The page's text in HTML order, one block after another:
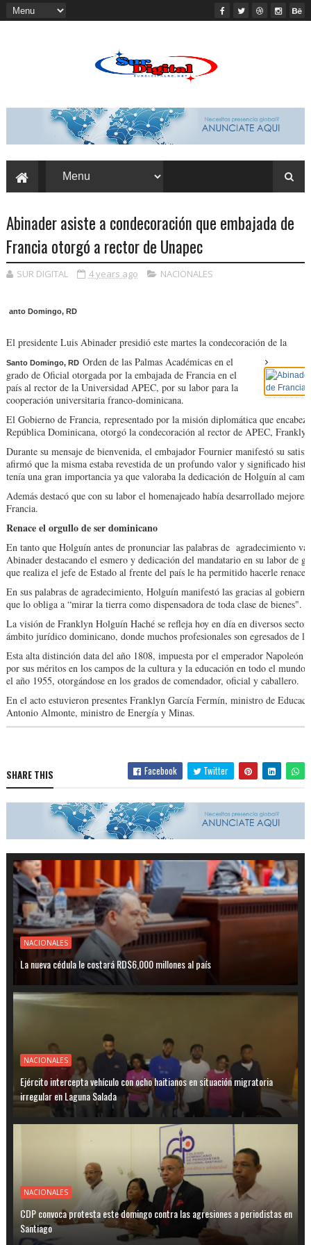
Abinader asiste a condecoración que embajada de
Francia otorgó a rector de Unapec
SUR DIGITAL 4 years ago NACIONALES
anto Domingo, RD
El presidente Luis Abinader presidió este martes la condecoración de la
Santo Domingo, RDOrden de las Palmas Académicas en el
grado de Oficial otorgada por la embajada de Francia en el
país al rector de la Universidad APEC, por su labor para la
cooperación universitaria franco-dominicana.
El Gobierno de Francia, representado por la misión diplomática que
República Dominicana, otorgó la condecoración al rector de APEC,
Durante su mensaje de bienvenida, el embajador Fournier manifestó su
afirmó que la misma estaba revestida de un profundo valor y significado
tenía una gran importancia ya que valoraba la dedicación de Holguín al
Además destacó que con su labor el homenajeado había desarrollado
Francia.
Renace el orgullo de ser dominicano
En tanto que Holguín antes de pronunciar las palabras de agradecimiento
Abinader destacando el esmero y dedicación del mandatario en su labor de
que realiza el jefe de Estado al frente del país le ha permitido hacerle
En sus palabras de agradecimiento, Holguín manifestó las gracias al
que lo obliga a “mirar la tierra como dispensadora de toda clase de bienes".
La visión de Franklyn Holguín Haché se refleja hoy en día en diversos
ámbito jurídico dominicano, donde muchos profesionales son egresados de
Esta alta distinción data del año 1808, impuesta por el emperador Napoleón
por sus méritos en los campos de la cultura y la educación en todo el
el año 1955, otorgándose en los grados de comendador, oficial y caballero.
En el acto estuvieron presentes Franklyn García Fermín, ministro de
Antonio Almonte, ministro de Energía y Minas.
SHARE THIS Facebook Twitter
NACIONALES
La nueva cédula le costará RD$6,000 millones al país
NACIONALES
Ejército intercepta vehículo con ocho haitianos en situación migratoria
irregular en Laguna Salada
NACIONALES
CDP convoca protesta este domingo contra las agresiones a periodistas en
Santiago